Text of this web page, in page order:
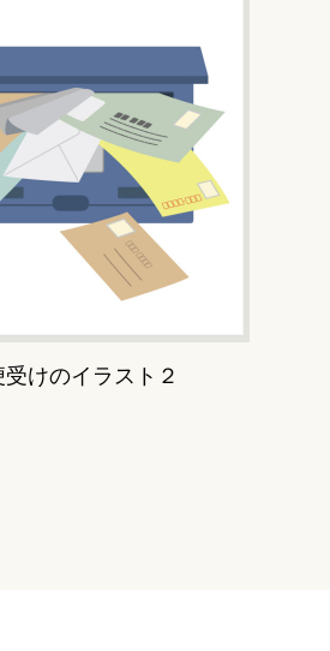
受けのイラスト２